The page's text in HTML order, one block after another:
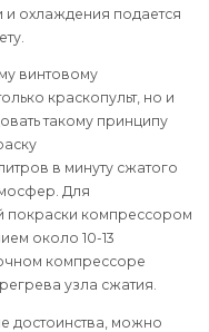
охлаждения подается
винтовому
краскопульт, но и
такому принципу
в минуту сжатого
Для
компрессором
около 10-13
компрессоре
узла сжатия.
достоинства, можно